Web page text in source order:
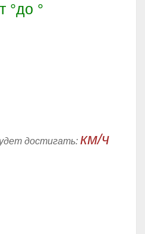
°до °
достигать: км/ч